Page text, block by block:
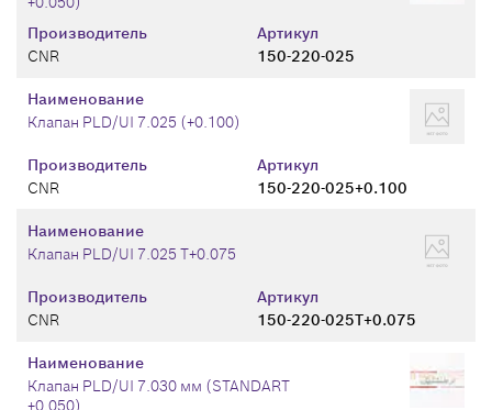
Производитель
CNR
Артикул
150-220-025
Производитель
CNR
Артикул
150-220-025+0.100
Наименование
Клапан PLD/UI 7.025 (+0.100)
Производитель
CNR
Артикул
150-220-025T+0.075
Наименование
Клапан PLD/UI 7.025 T+0.075
Наименование
Клапан PLD/UI 7.030 мм (STANDART
+0,050)